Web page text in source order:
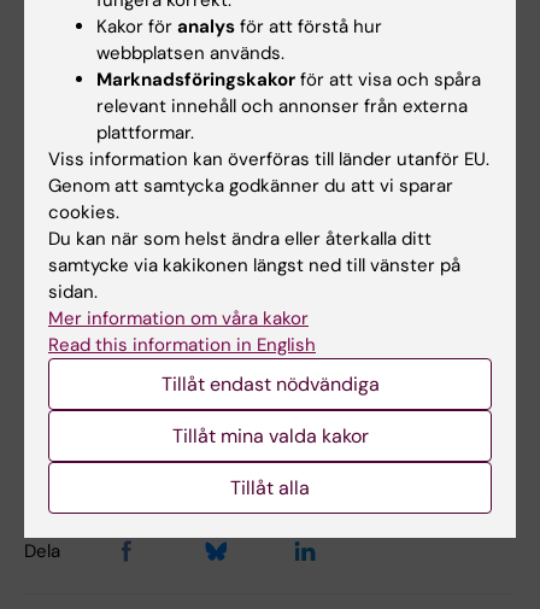
leder arbetet med prefektrekrytering
enligt KI:s valberedningsprocess och
utser prefekt efter samråd med rektor.
Vad som därutöver ingår i uppdraget framgår
av gällandebesluts- och delegationsordning
Hade du nytta av informationen på denna sida?
Yes
No
Innehållsgranskare:
Sara Sigsjö
Viktoria Olausson
Sidan uppdaterad:2026-07-01
Dela
Kakor för analys för att förstå hur
webbplatsen används.
Marknadsföringskakor för att visa och spåra
relevant innehåll och annonser från externa
plattformar.
Viss information kan överföras till länder utanför EU.
Genom att samtycka godkänner du att vi sparar
cookies.
Du kan när som helst ändra eller återkalla ditt
samtycke via kakikonen längst ned till vänster på
sidan.
Mer information om våra kakor
Read this information in English
Tillåt endast nödvändiga
Tillåt mina valda kakor
Tillåt alla